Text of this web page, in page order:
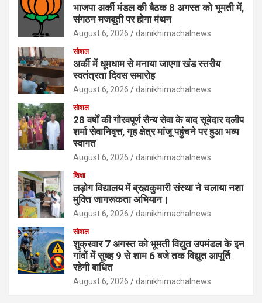
भाजपा अर्की मंडल की बैठक 8 अगस्त को भूमती में,
संगठन मजबूती पर होगा मंथन
August 6, 2026 dainikhimachalnews
सोशल
अर्की में धूमधाम से मनाया जाएगा खंड स्तरीय
स्वतंत्रता दिवस समारोह
August 6, 2026 dainikhimachalnews
सोशल
28 वर्षों की गौरवपूर्ण सैन्य सेवा के बाद सूबेदार दलीप
शर्मा सेवानिवृत्त, गृह क्षेत्र मांजू पहुंचने पर हुआ भव्य
स्वागत
August 6, 2026 dainikhimachalnews
शिक्षा
लड़ोग विद्यालय में ब्रह्मकुमारी संस्था ने चलाया नशा
मुक्ति जागरूकता अभियान।
August 6, 2026 dainikhimachalnews
सोशल
शुक्रवार 7 अगस्त को भूमती विद्युत उपमंडल के इन
गांवों में सुबह 9 से शाम 6 बजे तक विद्युत आपूर्ति
रहेगी बाधित
August 6, 2026 dainikhimachalnews